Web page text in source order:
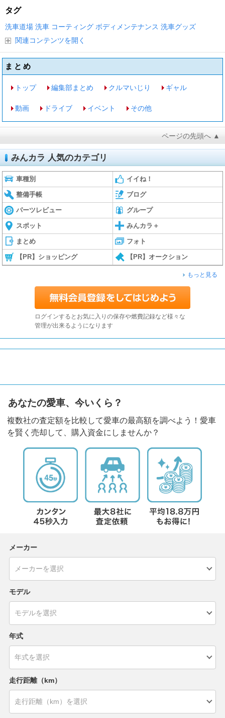
タグ
洗車道場 洗車 コーティング ボディメンテナンス 洗車グッズ
関連コンテンツを開く
まとめ
トップ 編集部まとめ クルマいじり ギャル
動画 ドライブ イベント その他
ページの先頭へ ▲
みんカラ 人気のカテゴリ
車種別 イイね！
整備手帳 ブログ
パーツレビュー グループ
スポット みんカラ＋
まとめ フォト
【PR】ショッピング 【PR】オークション
もっと見る
ログインするとお気に入りの保存や燃費記録など様々な
管理が出来るようになります
あなたの愛車、今いくら？
複数社の査定額を比較して愛車の最高額を調べよう！愛車
を賢く売却して、購入資金にしませんか？
メーカー
モデル
年式
走行距離（km）